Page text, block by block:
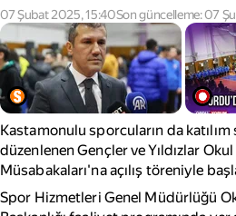
07 Şubat 2025, 15:40Son güncelleme: 07
Kastamonulu sporcuların da katılım
düzenlenen Gençler ve Yıldızlar
Müsabakaları'na açılış töreniyle
Spor Hizmetleri Genel Müdürlüğü